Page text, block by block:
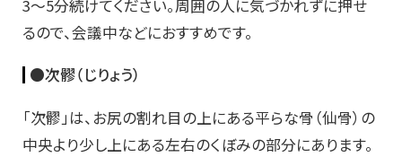
3～5分続けてください。周囲の人に気づかれずに押せ
るので、会議中などにおすすめです。
●次髎（じりょう）
「次髎」は、お尻の割れ目の上にある平らな骨（仙骨）の
中央より少し上にある左右のくぼみの部分にあります。